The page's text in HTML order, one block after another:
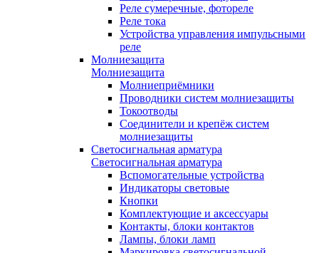
Реле сумеречные, фотореле
Реле тока
Устройства управления импульсными
реле
Молниезащита
Молниезащита
Молниеприёмники
Проводники систем молниезащиты
Токоотводы
Соединители и крепёж систем
молниезащиты
Светосигнальная арматура
Светосигнальная арматура
Вспомогательные устройства
Индикаторы световые
Кнопки
Комплектующие и аксессуары
Контакты, блоки контактов
Лампы, блоки ламп